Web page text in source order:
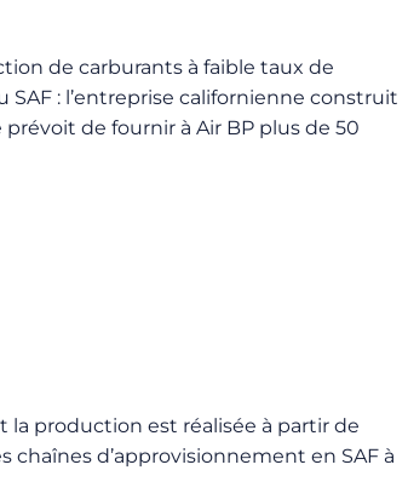
de carburants à faible taux de
: l’entreprise californienne construit
de fournir à Air BP plus de 50
la production est réalisée à partir de
chaînes d’approvisionnement en SAF à